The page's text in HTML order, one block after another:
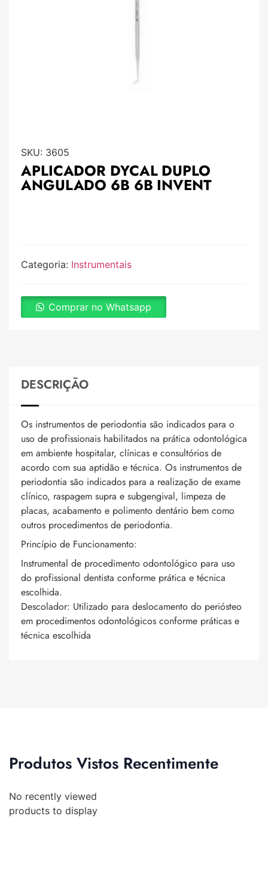
SKU: 3605
APLICADOR DYCAL DUPLO
ANGULADO 6B 6B INVENT
Categoria: Instrumentais
Comprar no Whatsapp
DESCRIÇÃO
Os instrumentos de periodontia são indicados para o
uso de profissionais habilitados na prática odontológica
em ambiente hospitalar, clínicas e consultórios de
acordo com sua aptidão e técnica. Os instrumentos de
periodontia são indicados para a realização de exame
clínico, raspagem supra e subgengival, limpeza de
placas, acabamento e polimento dentário bem como
outros procedimentos de periodontia.
Princípio de Funcionamento:
Instrumental de procedimento odontológico para uso
do profissional dentista conforme prática e técnica
escolhida.
Descolador: Utilizado para deslocamento do periósteo
em procedimentos odontológicos conforme práticas e
técnica escolhida
Produtos Vistos Recentimente
No recently viewed
products to display